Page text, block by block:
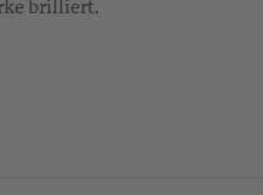
brilliert.